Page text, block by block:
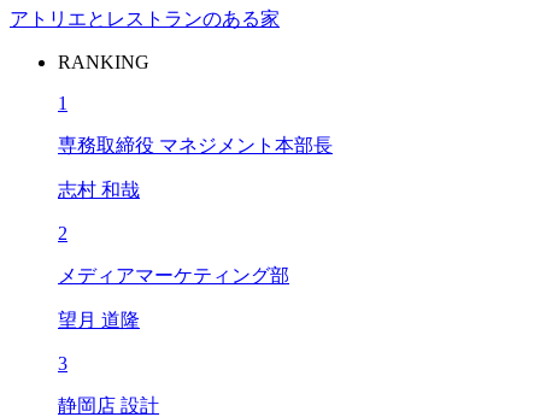
アトリエとレストランのある家
RANKING
1
専務取締役 マネジメント本部長
志村 和哉
2
メディアマーケティング部
望月 道隆
3
静岡店 設計